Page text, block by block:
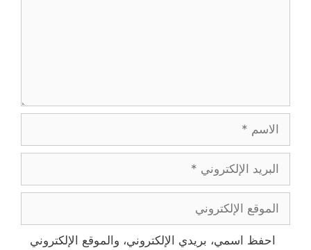
الاسم
البريد
الإلكتروني
الموقع
الإلكتروني
احفظ اسمي، بريدي الإلكتروني، والموقع الإلكتروني